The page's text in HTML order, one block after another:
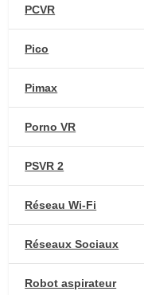
PCVR
Pico
Pimax
Porno VR
PSVR 2
Réseau Wi-Fi
Réseaux Sociaux
Robot aspirateur